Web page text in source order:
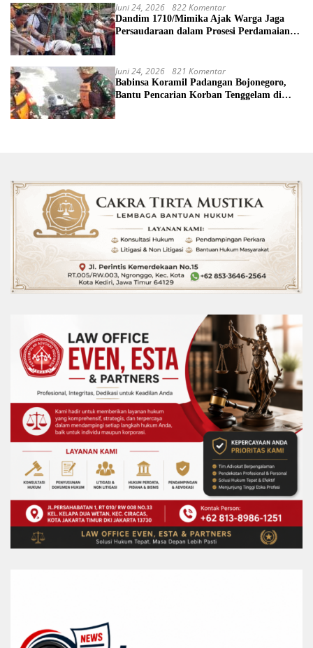
Juni 24, 2026 822 Komentar
Dandim 1710/Mimika Ajak Warga Jaga
Persaudaraan dalam Prosesi Perdamaian
Juni 24, 2026 821 Komentar
Babinsa Koramil Padangan Bojonegoro,
Bantu Pencarian Korban Tenggelam di